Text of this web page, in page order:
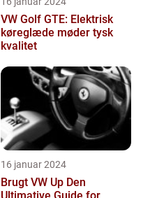
VW Golf GTE: Elektrisk
køreglæde møder tysk
kvalitet
16 januar 2024
Brugt VW Up Den
Ultimative Guide for